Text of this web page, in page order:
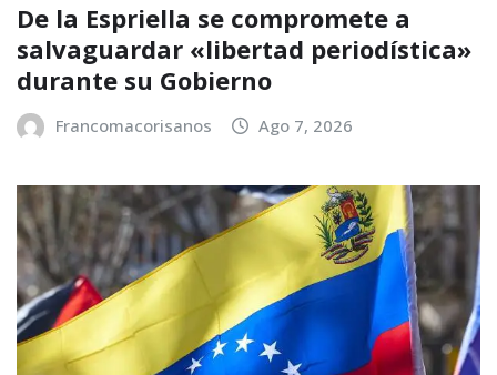
De la Espriella se compromete a
salvaguardar «libertad periodística»
durante su Gobierno
Francomacorisanos Ago 7, 2026